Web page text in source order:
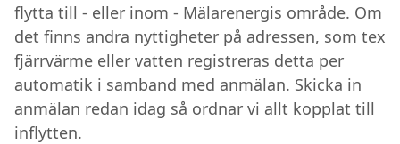
flytta till - eller inom - Mälarenergis område. Om
det finns andra nyttigheter på adressen, som tex
fjärrvärme eller vatten registreras detta per
automatik i samband med anmälan. Skicka in
anmälan redan idag så ordnar vi allt kopplat till
inflytten.